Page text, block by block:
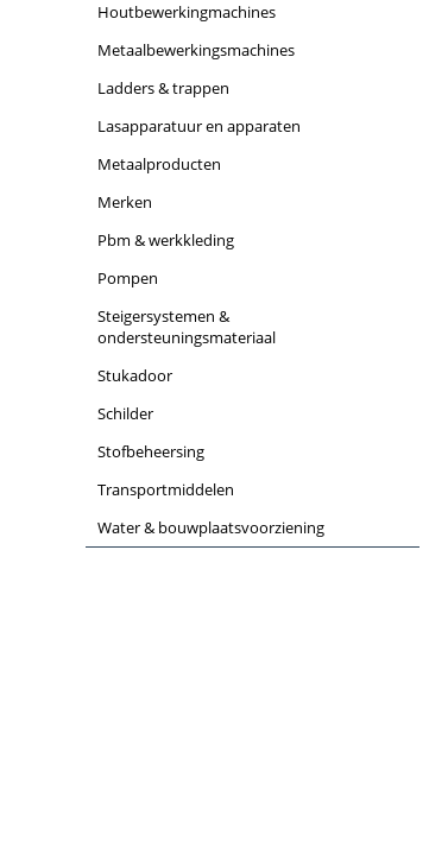
houtbewerkingmachines
metaalbewerkingsmachines
ladders & trappen
lasapparatuur en apparaten
metaalproducten
merken
pbm & werkkleding
pompen
steigersystemen &
ondersteuningsmateriaal
stukadoor
schilder
stofbeheersing
transportmiddelen
water & bouwplaatsvoorziening